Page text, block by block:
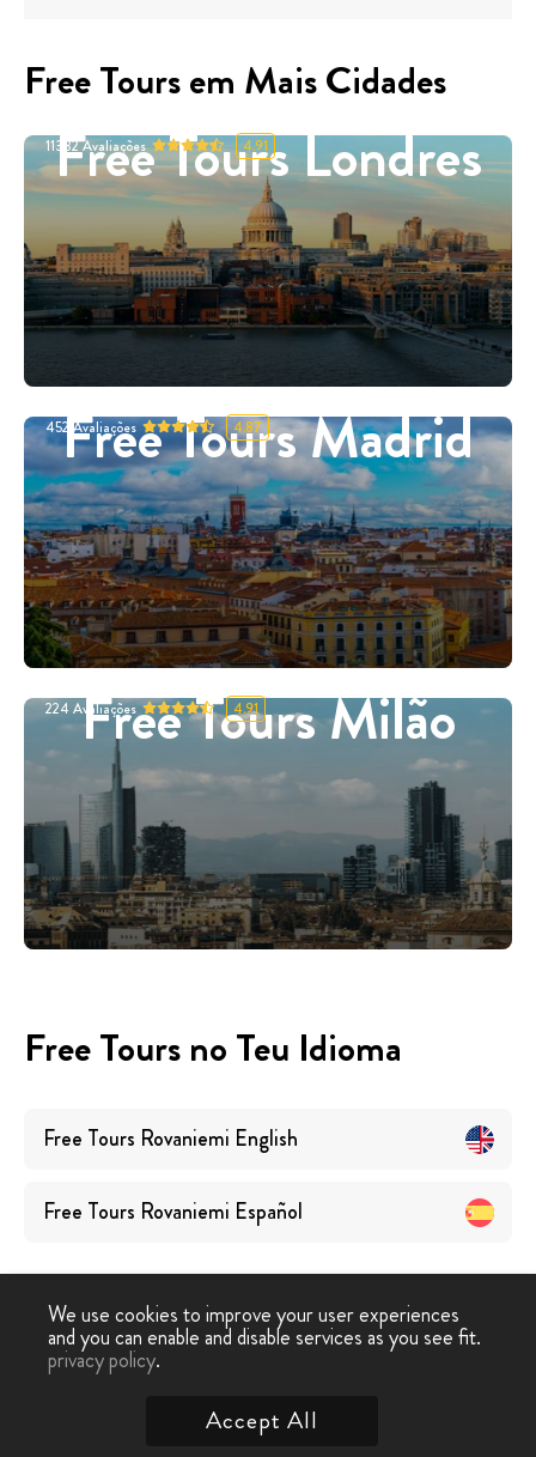
Free Tours em Mais Cidades
Free Tours Londres
11332Avaliações 4.91
Free Tours Madrid
452 Avaliações 4.87
Free Tours Milão
224 Avaliações 4.91
Free Tours no Teu Idioma
Free Tours Rovaniemi English
Free Tours Rovaniemi Español
Free Walking Tour
We use cookies to improve your user experiences
and you can enable and disable services as you see fit.
privacy policy.
Accept All